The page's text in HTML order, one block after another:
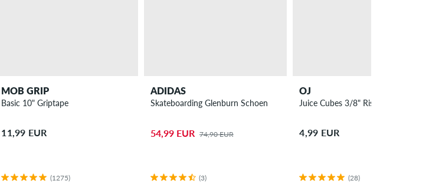
MOB GRIP
Basic 10" Griptape
11,99 EUR
(1275)
ADIDAS
Skateboarding Glenburn Schoen
54,99 EUR 74,90 EUR
(3)
OJ
Juice Cubes 3/8" Riser Pads 2 Pack
4,99 EUR
(28)